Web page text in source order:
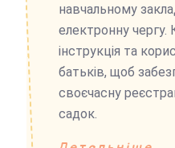
навчальному
електронну
інструкція та
батьків, щоб
своєчасну
садок.